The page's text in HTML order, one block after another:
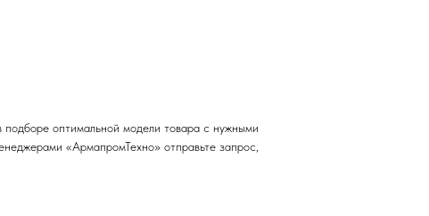
оптимальной модели товара с нужными
«АрмапромТехно» отправьте запрос,